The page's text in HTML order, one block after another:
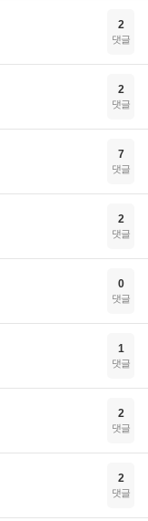
2
댓글
2
댓글
7
댓글
2
댓글
0
댓글
1
댓글
2
댓글
2
댓글